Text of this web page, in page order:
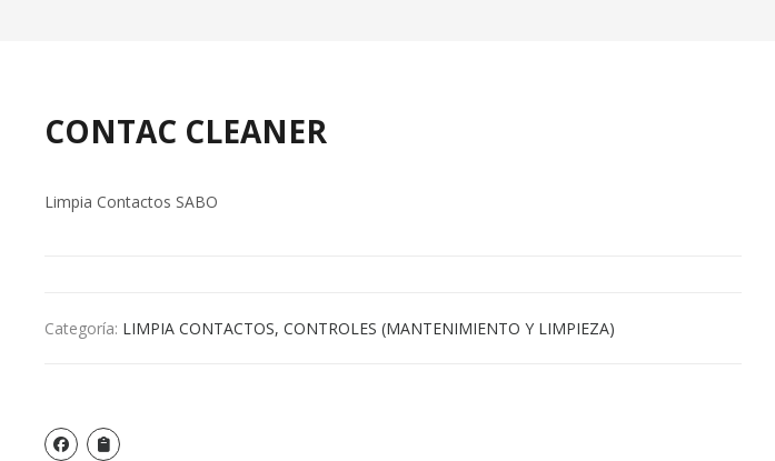
CONTAC CLEANER
Limpia Contactos SABO
Categoría: LIMPIA CONTACTOS, CONTROLES (MANTENIMIENTO Y LIMPIEZA)